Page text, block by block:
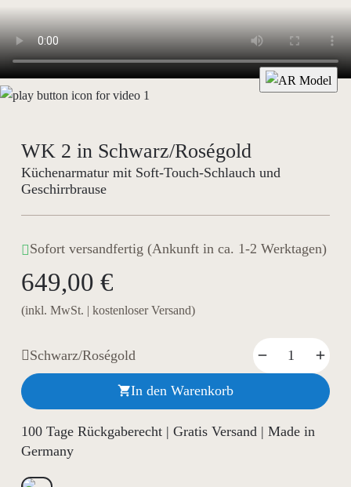
WK 2 in Schwarz/Roségold
Küchenarmatur mit Soft-Touch-Schlauch und
Geschirrbrause
Sofort versandfertig (Ankunft in ca. 1-2 Werktagen)
649,00 €
(inkl. MwSt. | kostenloser Versand)
Schwarz/Roségold
In den Warenkorb
100 Tage Rückgaberecht | Gratis Versand | Made in
Germany